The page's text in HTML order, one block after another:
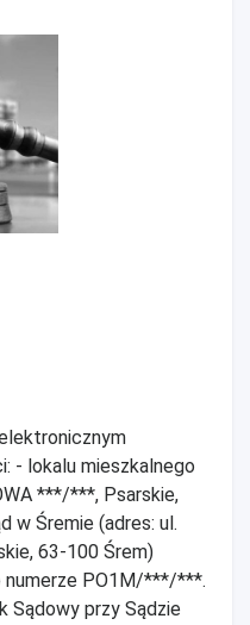
- lokalu mieszkalnego
***/***, Psarskie,
w Śremie (adres: ul.
63-100 Śrem)
numerze PO1M/***/***.
Sądowy przy Sądzie